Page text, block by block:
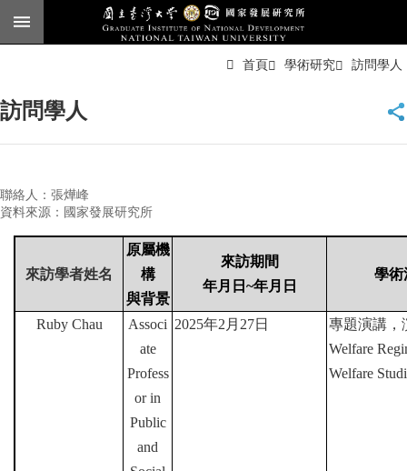
跳到主要內容區塊
臺
English
公
所
首頁 學術研究 訪問學人
訪問學人
聯絡人：張燁峰
資料來源：國家發展研究所
來訪學者姓名
原屬機
構
與背景
來訪期間
年月日 ~年月日
學術
Ruby Chau
Associ
ate
Profess
or in
Public
and
2025年2 月 27日
專題演講，
Welfare
Welfare